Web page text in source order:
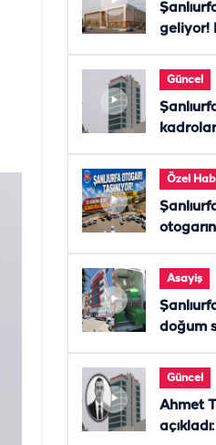
geliyor!
Güncel
Özel
Asayiş
doğum
Güncel
Ahmet